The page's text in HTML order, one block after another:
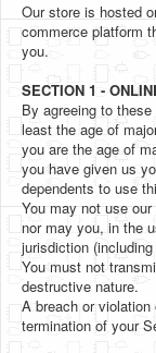
Our store is hosted
commerce platform
you.
SECTION 1 -
By agreeing to
least the age of
you are the age of
you have given us
dependents to use
You may not use
nor may you, in the
jurisdiction
You must not
destructive nature.
A breach or
termination of your